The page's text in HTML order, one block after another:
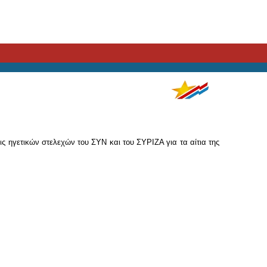
στελεχών του ΣΥΝ και του ΣΥΡΙΖΑ για τα αίτια της